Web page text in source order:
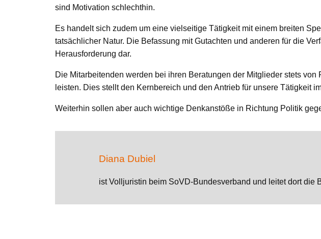
sind Motivation schlechthin.
Es handelt sich zudem um eine vielseitige Tätigkeit mit einem breiten
tatsächlicher Natur. Die Befassung mit Gutachten und anderen für die
Herausforderung dar.
Die Mitarbeitenden werden bei ihren Beratungen der Mitglieder stets
leisten. Dies stellt den Kernbereich und den Antrieb für unsere Tätigkeit
Weiterhin sollen aber auch wichtige Denkanstöße in Richtung Politik
Diana Dubiel
ist Volljuristin beim SoVD-Bundesverband und leitet dort die